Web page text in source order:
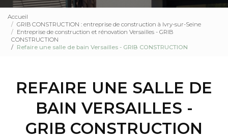
Accueil
GRIB CONSTRUCTION : entreprise de construction à Ivry-sur-Seine
Entreprise de construction et rénovation Versailles - GRIB
CONSTRUCTION
Refaire une salle de bain Versailles - GRIB CONSTRUCTION
REFAIRE UNE SALLE DE
BAIN VERSAILLES -
GRIB CONSTRUCTION